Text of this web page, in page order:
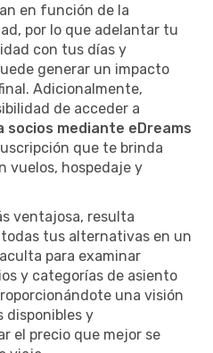
en función de la
por lo que adelantar tu
con tus días y
generar un impacto
Adicionalmente,
de acceder a
socios mediante eDreams
que te brinda
vuelos, hospedaje y
ventajosa, resulta
tus alternativas en un
para examinar
y categorías de asiento
una visión
disponibles y
el precio que mejor se